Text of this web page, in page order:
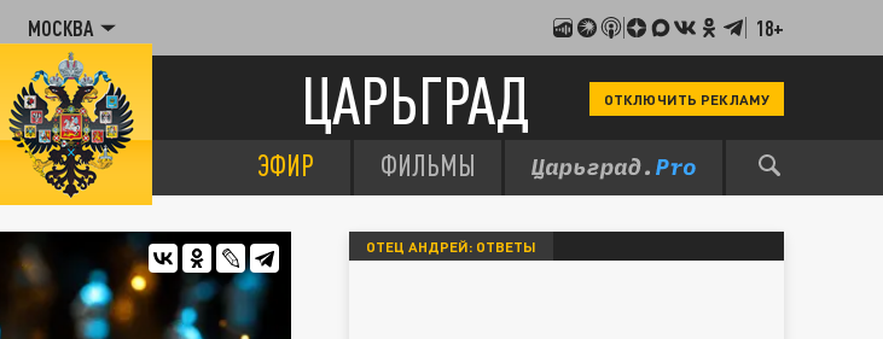
МОСКВА 18+
ЦАРЬГРАД ОТКЛЮЧИТЬ РЕКЛАМУ
ЭФИР ФИЛЬМЫ
ОТЕЦ АНДРЕЙ: ОТВЕТЫ